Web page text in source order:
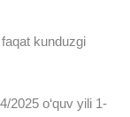
faqat kunduzgi
2025 o‘quv yili 1-